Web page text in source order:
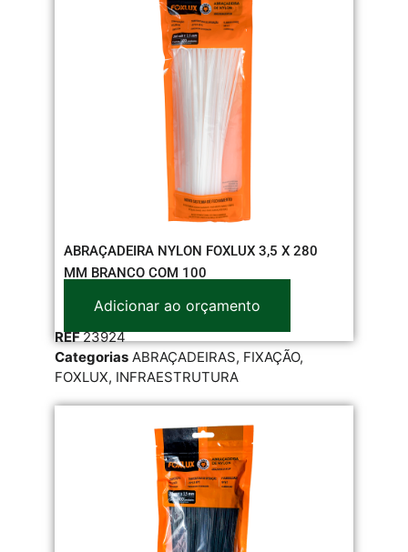
ABRAÇADEIRA NYLON FOXLUX 3,5 X 280
MM BRANCO COM 100
Adicionar ao orçamento
REF23924
Categorias ABRAÇADEIRAS, FIXAÇÃO,
FOXLUX, INFRAESTRUTURA